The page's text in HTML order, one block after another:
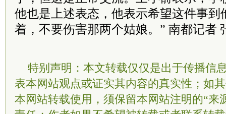
他也是上述表态，他表示希望这件事到
着，不要伤害那两个姑娘。” 南都记者
特别声明：本文转载仅仅是出于传播信
表本网站观点或证实其内容的真实性；如
本网站转载使用，须保留本网站注明的“来